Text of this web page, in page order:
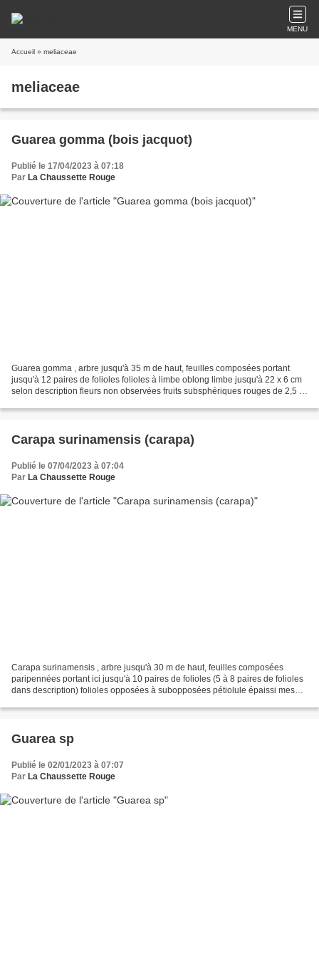
MENU
Accueil » meliaceae
meliaceae
Guarea gomma (bois jacquot)
Publié le 17/04/2023 à 07:18
Par La Chaussette Rouge
Guarea gomma , arbre jusqu'à 35 m de haut, feuilles composées portant
jusqu'à 12 paires de folioles folioles à limbe oblong limbe jusqu'à 22 x 6 cm
selon description fleurs non observées fruits subsphériques rouges de 2,5 à
Carapa surinamensis (carapa)
Publié le 07/04/2023 à 07:04
Par La Chaussette Rouge
Carapa surinamensis , arbre jusqu'à 30 m de haut, feuilles composées
paripennées portant ici jusqu'à 10 paires de folioles (5 à 8 paires de folioles
dans description) folioles opposées à subopposées pétiolule épaissi mesuré
Guarea sp
Publié le 02/01/2023 à 07:07
Par La Chaussette Rouge